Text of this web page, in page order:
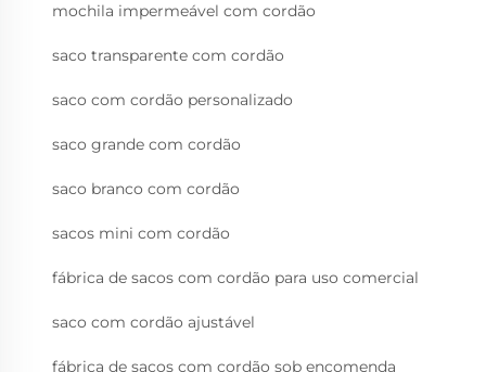
mochila impermeável com cordão
saco transparente com cordão
saco com cordão personalizado
saco grande com cordão
saco branco com cordão
sacos mini com cordão
fábrica de sacos com cordão para uso comercial
saco com cordão ajustável
fábrica de sacos com cordão sob encomenda